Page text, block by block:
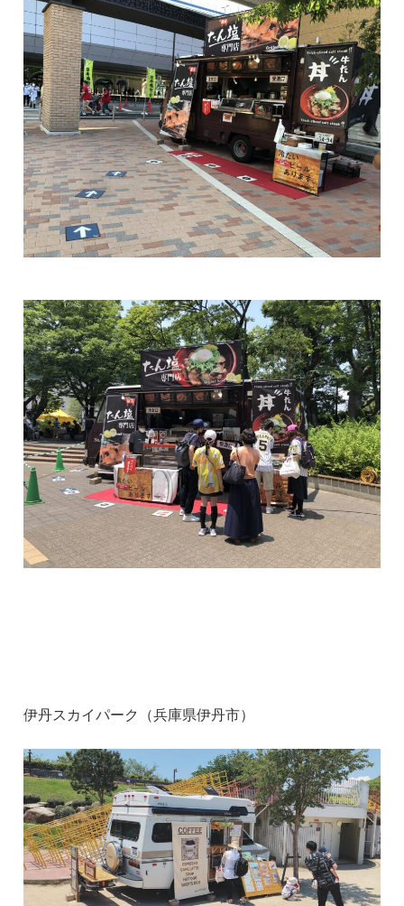
伊丹スカイパーク（兵庫県伊丹市）